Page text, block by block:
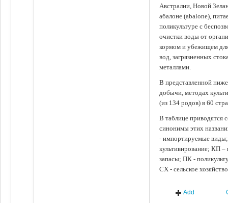
Австралии, Новой
абалоне (abalone),
поликультуре с
очистки воды от
кормом и убежищем
вод, загрязненных
металлами.
В представленной
добычи, методах
(из 134 родов) в 60
В таблице приводятся
синонимы этих
- импортируемые
культивирование; КП
запасы; ПК -
СХ - сельское
Add